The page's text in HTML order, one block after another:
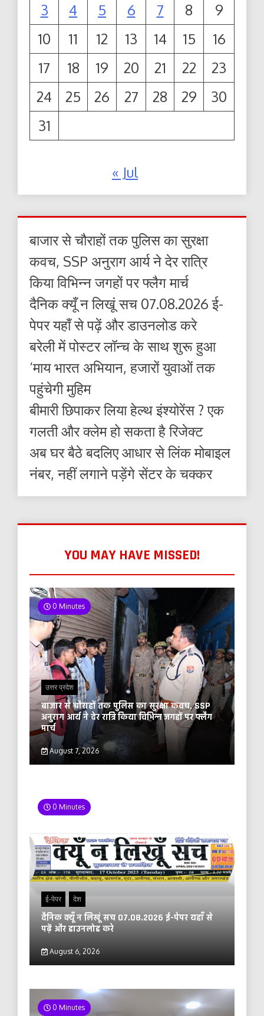
3
4 5 6 7 8
9
10
11 12 13 14 15
16
17
18 19 20 21 22
23
24
25 26 27 28 29
30
31
« Jul
बाजार से चौराहों तक पुलिस का सुरक्षा
कवच, SSP अनुराग आर्य ने देर रात्रि
किया विभिन्न जगहों पर फ्लैग मार्च
दैनिक क्यूँ न लिखूं सच 07.08.2026 ई-
पेपर यहाँ से पढ़ें और डाउनलोड करे
बरेली में पोस्टर लॉन्च के साथ शुरू हुआ
‘माय भारत अभियान, हजारों युवाओं तक
पहुंचेगी मुहिम
बीमारी छिपाकर लिया हेल्थ इंश्योरेंस ? एक
गलती और क्लेम हो सकता है रिजेक्ट
अब घर बैठे बदलिए आधार से लिंक मोबाइल
नंबर, नहीं लगाने पड़ेंगे सेंटर के चक्कर
YOU MAY HAVE MISSED!
0 Minutes
उत्तर प्रदेश
बाजार से चौराहों तक पुलिस का सुरक्षा कवच, SSP
अनुराग आर्य ने देर रात्रि किया विभिन्न जगहों पर फ्लैग
मार्च
August 7, 2026
0 Minutes
ई-पेपर देश
दैनिक क्यूँ न लिखूं सच 07.08.2026 ई-पेपर यहाँ से
पढ़ें और डाउनलोड करे
August 6, 2026
0 Minutes